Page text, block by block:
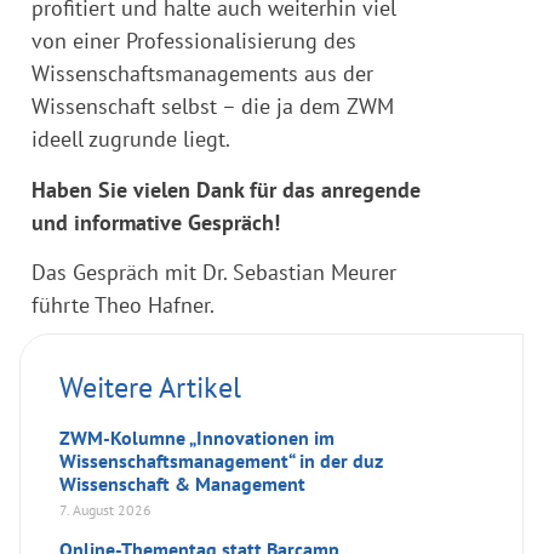
profitiert und halte auch weiterhin viel
von einer Professionalisierung des
Wissenschaftsmanagements aus der
Wissenschaft selbst – die ja dem ZWM
ideell zugrunde liegt.
Haben Sie vielen Dank für das anregende
und informative Gespräch!
Das Gespräch mit Dr. Sebastian Meurer
führte Theo Hafner.
Weitere Artikel
ZWM-Kolumne „Innovationen im
Wissenschaftsmanagement“ in der duz
Wissenschaft & Management
7. August 2026